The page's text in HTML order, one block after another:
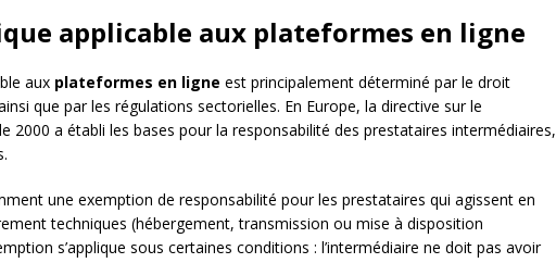
applicable aux plateformes en ligne
aux plateformes en ligne est principalement déterminé par le droit
que par les régulations sectorielles. En Europe, la directive sur le
2000 a établi les bases pour la responsabilité des prestataires intermédiaires,
une exemption de responsabilité pour les prestataires qui agissent en
techniques (hébergement, transmission ou mise à disposition
s’applique sous certaines conditions : l’intermédiaire ne doit pas avoir